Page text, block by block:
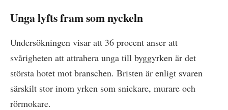
Unga lyfts fram som nyckeln
Undersökningen visar att 36 procent anser att
svårigheten att attrahera unga till byggyrken är det
största hotet mot branschen. Bristen är enligt svaren
särskilt stor inom yrken som snickare, murare och
rörmokare.